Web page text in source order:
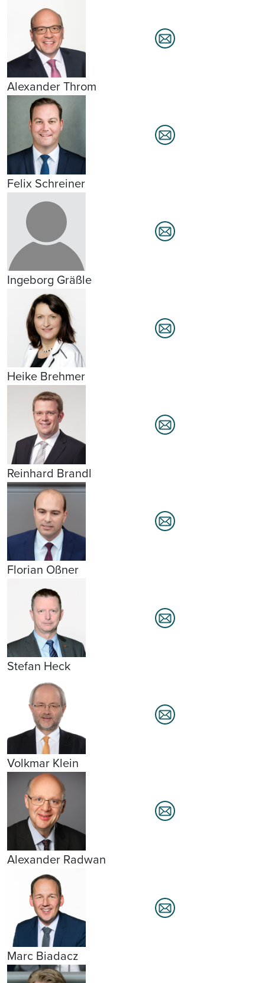
Alexander Throm
Felix Schreiner
Ingeborg Gräßle
Heike Brehmer
Reinhard Brandl
Florian Oßner
Stefan Heck
Volkmar Klein
Alexander Radwan
Marc Biadacz